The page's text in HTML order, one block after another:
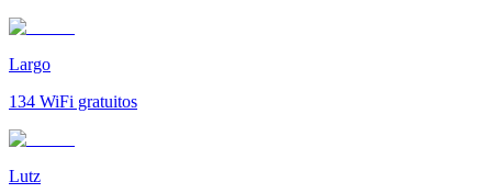
Largo
134 WiFi gratuitos
Lutz